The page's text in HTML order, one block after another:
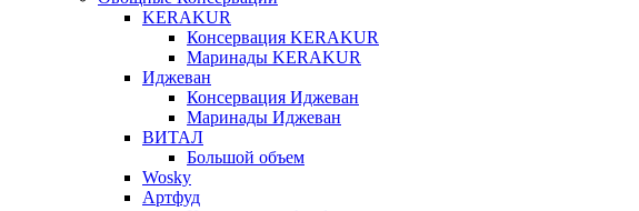
KERAKUR
Консервация KERAKUR
Маринады KERAKUR
Иджеван
Консервация Иджеван
Маринады Иджеван
ВИТАЛ
Большой объем
Wosky
Артфуд